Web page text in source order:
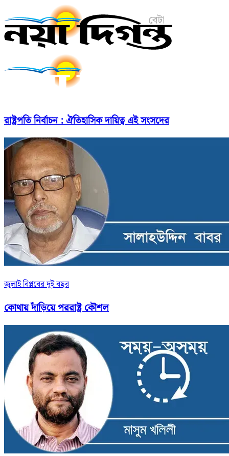
রাষ্ট্রপতি নির্বাচন : ঐতিহাসিক দায়িত্ব এই সংসদের
জুলাই বিপ্লবের দুই বছর
কোথায় দাঁড়িয়ে পররাষ্ট্র কৌশল